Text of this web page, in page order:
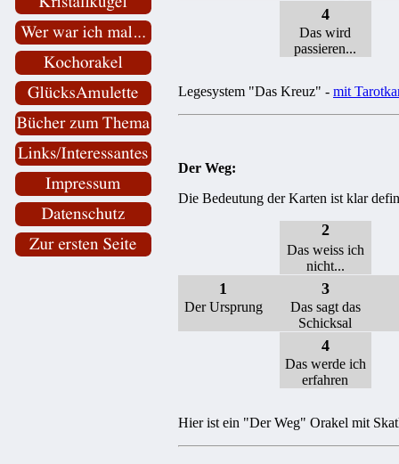
4
Das wird
passieren...
Legesystem "Das Kreuz" - mit
Der Weg:
Die Bedeutung der Karten ist klar
2
Das weiss ich
nicht...
1 3
Der Ursprung
Das sagt das
Schicksal
4
Das werde ich
erfahren
Hier ist ein "Der Weg" Orakel mit